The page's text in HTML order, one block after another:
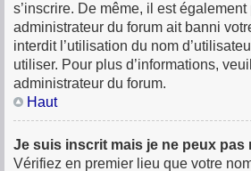
s’inscrire. De même, il est également
administrateur du forum ait banni
interdit l’utilisation du nom
utiliser. Pour plus d’informations,
administrateur du forum.
Haut
Je suis inscrit mais je ne peux pas
Vérifiez en premier lieu que votre